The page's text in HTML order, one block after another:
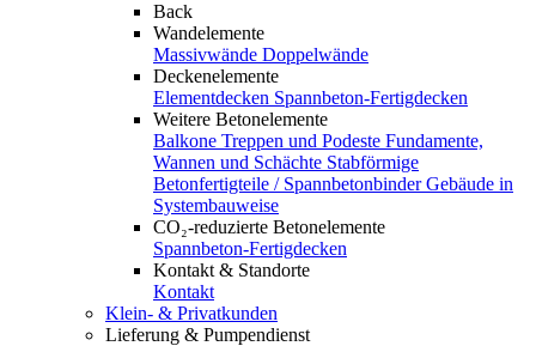
Back
Wandelemente
Massivwände Doppelwände
Deckenelemente
Elementdecken Spannbeton-Fertigdecken
Weitere Betonelemente
Balkone Treppen und Podeste Fundamente,
Wannen und Schächte Stabförmige
Betonfertigteile / Spannbetonbinder Gebäude in
Systembauweise
CO₂-reduzierte Betonelemente
Spannbeton-Fertigdecken
Kontakt & Standorte
Kontakt
Klein- & Privatkunden
Lieferung & Pumpendienst